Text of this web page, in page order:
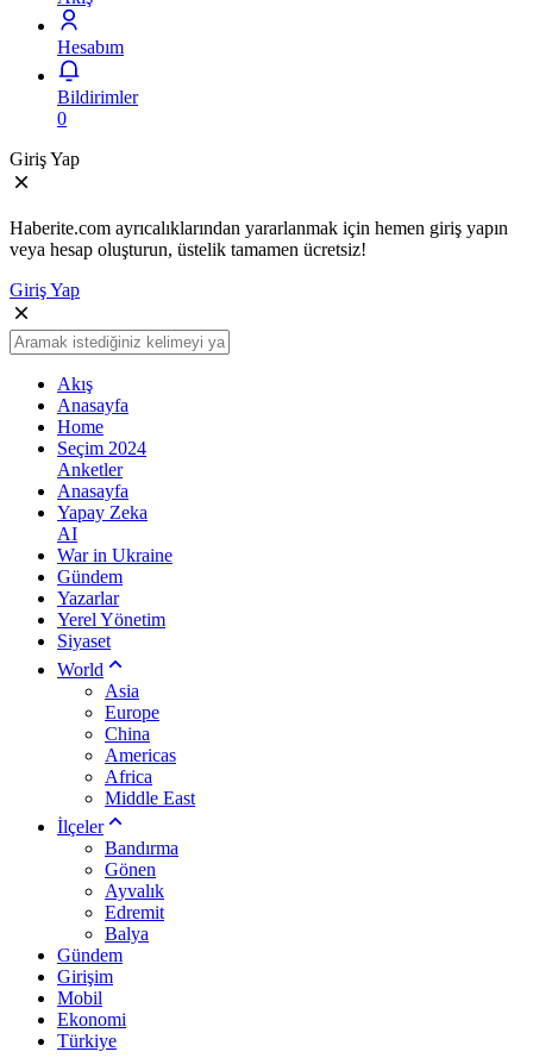
Hesabım
Bildirimler
0
Giriş Yap
Haberite.com ayrıcalıklarından yararlanmak için hemen giriş yapın
veya hesap oluşturun, üstelik tamamen ücretsiz!
Giriş Yap
Akış
Anasayfa
Home
Seçim 2024
Anketler
Anasayfa
Yapay Zeka
AI
War in Ukraine
Gündem
Yazarlar
Yerel Yönetim
Siyaset
World
Asia
Europe
China
Americas
Africa
Middle East
İlçeler
Bandırma
Gönen
Ayvalık
Edremit
Balya
Gündem
Girişim
Mobil
Ekonomi
Türkiye